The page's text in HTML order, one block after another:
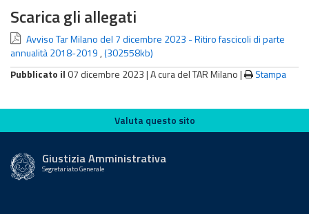
Scarica gli allegati
Avviso Tar Milano del 7 dicembre 2023 - Ritiro fascicoli di parte
annualità 2018-2019 ,(302558kb)
Pubblicato il 07 dicembre 2023 |A cura del TAR Milano| Stampa
Valuta questo sito
Valuta questo sito
Giustizia Amministrativa
Segretariato Generale